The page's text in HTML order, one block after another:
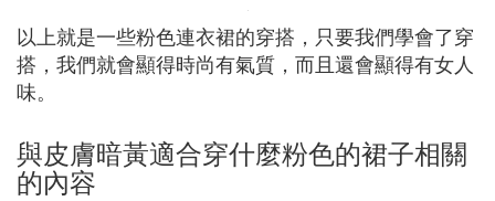
以上就是一些粉色連衣裙的穿搭，只要我們學會了穿
搭，我們就會顯得時尚有氣質，而且還會顯得有女人
味。
與皮膚暗黃適合穿什麼粉色的裙子相關
的內容